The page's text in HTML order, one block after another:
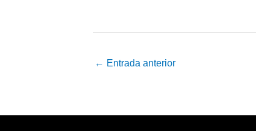
← Entrada anterior